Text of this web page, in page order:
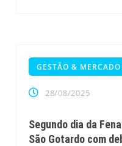
GESTÃO & MERCADO
28/08/2025
Segundo dia da
São Gotardo com